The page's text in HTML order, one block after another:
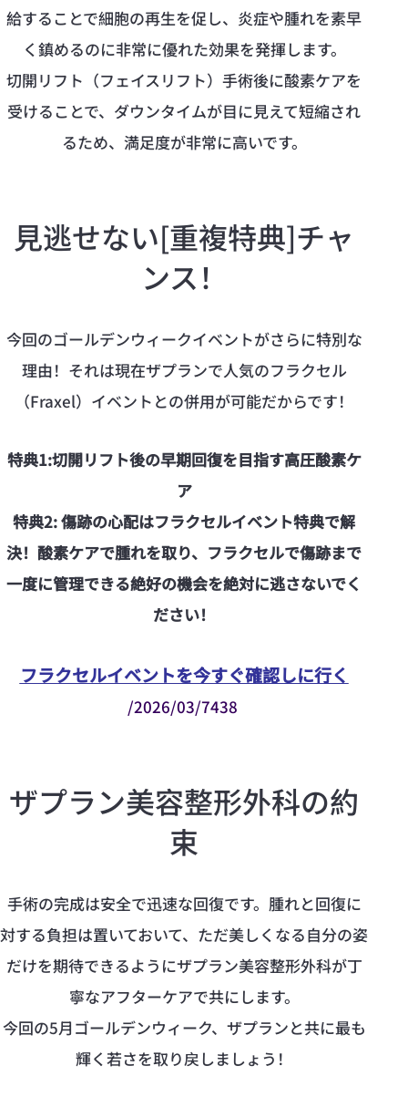
給することで細胞の再生を促し、炎症や腫れを素早
く鎮めるのに非常に優れた効果を発揮します。
切開リフト（フェイスリフト）手術後に酸素ケアを
受けることで、ダウンタイムが目に見えて短縮され
るため、満足度が非常に高いです。
見逃せない[重複特典]チャ
ンス！
今回のゴールデンウィークイベントがさらに特別な
理由！それは現在ザプランで人気のフラクセル
（Fraxel）イベントとの併用が可能だからです！
特典1:切開リフト後の早期回復を目指す高圧酸素ケ
ア
特典2: 傷跡の心配はフラクセルイベント特典で解
決！酸素ケアで腫れを取り、フラクセルで傷跡まで
一度に管理できる絶好の機会を絶対に逃さないでく
ださい！
フラクセルイベントを今すぐ確認しに行く
/2026/03/7438
ザプラン美容整形外科の約
束
手術の完成は安全で迅速な回復です。腫れと回復に
対する負担は置いておいて、ただ美しくなる自分の姿
だけを期待できるようにザプラン美容整形外科が丁
寧なアフターケアで共にします。
今回の5月ゴールデンウィーク、ザプランと共に最も
輝く若さを取り戻しましょう！